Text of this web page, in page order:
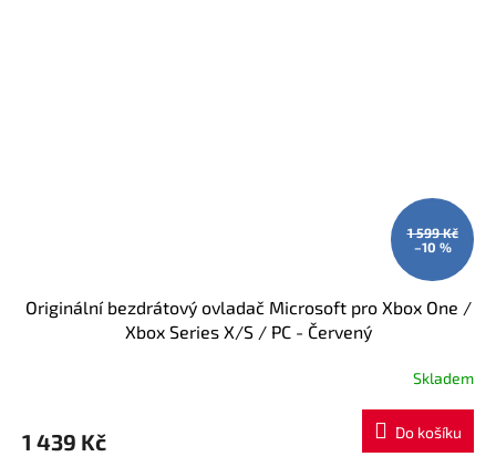
1 599 Kč
–10 %
Originální bezdrátový ovladač Microsoft pro Xbox One /
Xbox Series X/S / PC - Červený
Skladem
1 439 Kč Do košíku